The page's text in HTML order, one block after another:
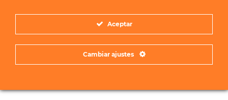
Aceptar
Cambiar ajustes